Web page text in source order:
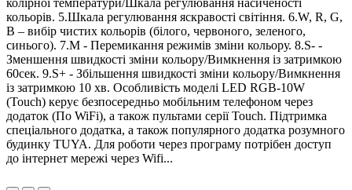
кольорів. 5.Шкала регулювання яскравості світіння. 6.W, R, G,
B – вибір чистих кольорів (білого, червоного, зеленого,
синього). 7.М - Перемикання режимів зміни кольору. 8.S- -
Зменшення швидкості зміни кольору/Вимкнення із затримкою
60сек. 9.S+ - Збільшення швидкості зміни кольору/Вимкнення
із затримкою 10 хв. Особливість моделі LED RGB-10W
(Touch) керує безпосередньо мобільним телефоном через
додаток (По WiFi), а також пультами серії Touch. Підтримка
спеціального додатка, а також популярного додатка розумного
будинку TUYA. Для роботи через програму потрібен доступ
до інтернет мережі через Wifi...